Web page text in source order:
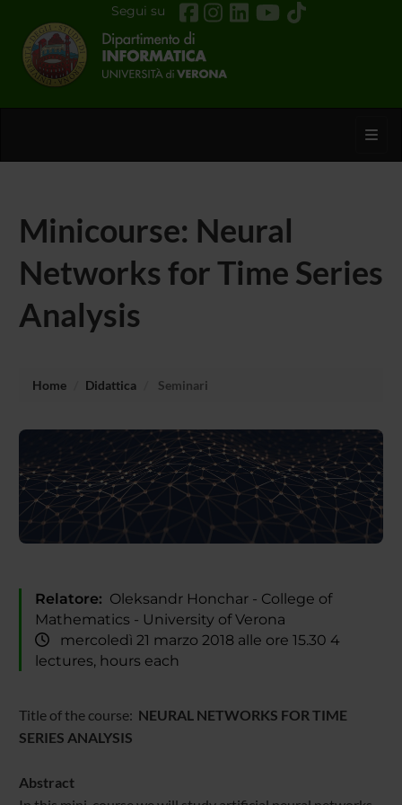
Segui su
Minicourse: Neural
Networks for Time Series
Analysis
Home Didattica Seminari
Relatore: Oleksandr Honchar - College of
Mathematics - University of Verona
mercoledì 21 marzo 2018 alle ore 15.30 4
lectures, hours each
Title of the course: NEURAL NETWORKS FOR TIME
SERIES ANALYSIS
Abstract